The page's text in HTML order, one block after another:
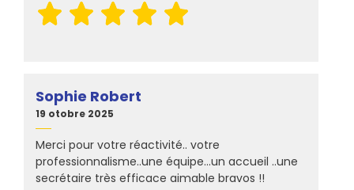
Sophie Robert
19 otobre 2025
Merci pour votre réactivité.. votre
professionnalisme..une équipe...un accueil ..une
secrétaire très efficace aimable bravos !!